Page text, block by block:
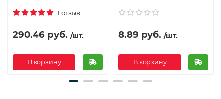
1 отзыв
290.46 руб. /шт.
В корзину
8.89 руб. /шт.
В корзину